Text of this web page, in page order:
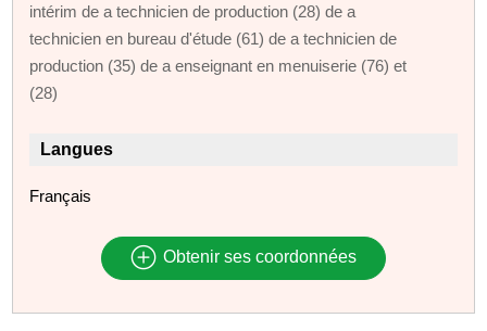
intérim de a technicien de production (28) de a
technicien en bureau d'étude (61) de a technicien de
production (35) de a enseignant en menuiserie (76) et
(28)
Langues
Français
Obtenir ses coordonnées